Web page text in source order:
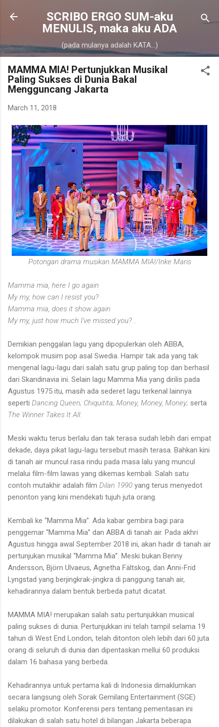
Skip to main content
SCRIBO ERGO SUM-aku
MENULIS, maka aku ADA
(pada mulanya adalah KATA...)
MAMMA MIA! Pertunjukkan Musikal
Paling Sukses di Dunia Bakal
Mengguncang Jakarta
March 11, 2018
Potongan drama musikan MAMMA MIA!/Inke Maris
Mamma mia, here I go again
My my, how can I resist you?
Mamma mia, does it show again
My my, just how much I've missed you?…
Demikian penggalan lagu yang dipopulerkan oleh ABBA,
kelompok musim pop asal Swedia. Hampir tak ada yang tak
mengenal lagu-lagu dari salah satu grup paling top dan berhasil
dari Skandinavia ini. Selain lagu Mamma Mia yang dirilis pada
Agustus 1975 itu, masih ada sederet lagu terkenal lainnya
seperti Dancing Queen; Chiquitita; Money, Money, Money; serta
The Winner Takes It All.
Meski waktu terus berlalu dan tak terasa sudah lebih dari empat
dekade, daya pikat lagu-lagu tersebut masih terasa. Bahkan kini
di tanah air muncul rasa rindu pada masa lalu yang muncul
melalui film-film lawas yang dikemas kembali. Salah satu
contoh mutakhir adalah film Dilan 1990 yang terus menyedot
penonton yang kini mendekati tujuh juta orang.
Kembali ke “Mamma Mia”. Ada kabar gembira bagi para
penggemar “Mamma Mia” dan ABBA di tanah air. Pada akhri
Agustus hingga awal September 2018 ini, akan hadir di tanah air
pertunjukan musikal “Mamma Mia”. Meski bukan Benny
Andersson, Björn Ulvaeus, Agnetha Fältskog, dan Anni-Frid
Lyngstad yang berjingkrak-jingkra di panggung tanah air,
kehadirannya dalam bentuk berbeda patut dicatat.
MAMMA MIA! merupakan salah satu pertunjukkan musical
paling sukses di dunia. Pertunjukkan ini telah tampil selama 19
tahun di West End London, telah ditonton oleh lebih dari 60 juta
orang di seluruh di dunia dan dipentaskan mellui 60 produksi
dalam 16 bahasa yang berbeda.
Kehadirannya untuk pertama kali di Indonesia dimaklumkan
secara langsung oleh Sorak Gemilang Entertainment (SGE)
selaku promotor. Konferensi pers tentang pementasan ini
dilakukan di salah satu hotel di bilangan Jakarta beberapa